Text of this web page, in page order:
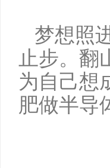
梦想照
止步。翻
为自己想
肥做半导